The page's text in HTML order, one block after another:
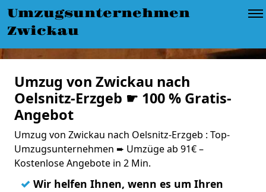
Umzugsunternehmen
Zwickau
Umzug von Zwickau nach
Oelsnitz-Erzgeb ☛ 100 % Gratis-
Angebot
Umzug von Zwickau nach Oelsnitz-Erzgeb : Top-
Umzugsunternehmen ➨ Umzüge ab 91€ –
Kostenlose Angebote in 2 Min.
✓ Wir helfen Ihnen, wenn es um Ihren